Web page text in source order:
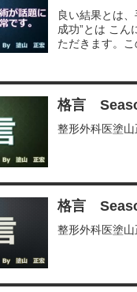
良い結果とは
成功”とは こん
ただきます。
格言
整形外科医塗山
格言
整形外科医塗山